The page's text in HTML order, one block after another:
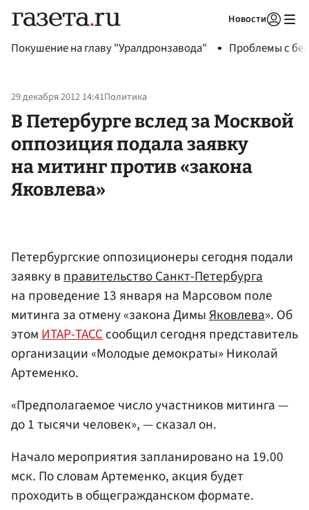
Новости
Покушение на главу "Уралдронзавода" Проблемы с
29 декабря 2012 14:41Политика
В Петербурге вслед за Москвой
оппозиция подала заявку
на митинг против «закона
Яковлева»
Петербургские оппозиционеры сегодня подали
заявку вправительство Санкт-Петербурга
на проведение 13 января на Марсовом поле
митинга за отмену «закона ДимыЯковлева». Об
этомИТАР-ТАССсообщил сегодня представитель
организации «Молодые демократы» Николай
Артеменко.
«Предполагаемое число участников митинга —
до 1 тысячи человек», — сказал он.
Начало мероприятия запланировано на 19.00
мск. По словам Артеменко, акция будет
проходить в общегражданском формате.